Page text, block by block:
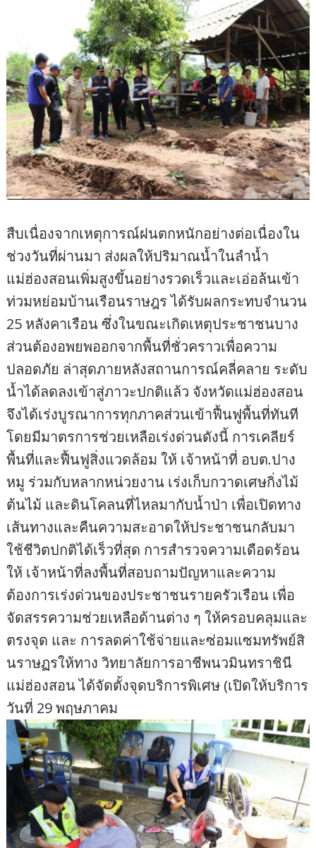
สืบเนื่องจากเหตุการณ์ฝนตกหนักอย่างต่อเนื่องใน
ช่วงวันที่ผ่านมา ส่งผลให้ปริมาณน้ำในลำน้ำ
แม่ฮ่องสอนเพิ่มสูงขึ้นอย่างรวดเร็วและเอ่อล้นเข้า
ท่วมหย่อมบ้านเรือนราษฎร ได้รับผลกระทบจำนวน
25 หลังคาเรือน ซึ่งในขณะเกิดเหตุประชาชนบาง
ส่วนต้องอพยพออกจากพื้นที่ชั่วคราวเพื่อความ
ปลอดภัย ล่าสุดภายหลังสถานการณ์คลี่คลาย ระดับ
น้ำได้ลดลงเข้าสู่ภาวะปกติแล้ว จังหวัดแม่ฮ่องสอน
จึงได้เร่งบูรณาการทุกภาคส่วนเข้าฟื้นฟูพื้นที่ทันที
โดยมีมาตรการช่วยเหลือเร่งด่วนดังนี้ การเคลียร์
พื้นที่และฟื้นฟูสิ่งแวดล้อม ให้ เจ้าหน้าที่ อบต.ปาง
หมู ร่วมกับหลากหน่วยงาน เร่งเก็บกวาดเศษกิ่งไม้
ต้นไม้ และดินโคลนที่ไหลมากับน้ำป่า เพื่อเปิดทาง
เส้นทางและคืนความสะอาดให้ประชาชนกลับมา
ใช้ชีวิตปกติได้เร็วที่สุด การสำรวจความเดือดร้อน
ให้ เจ้าหน้าที่ลงพื้นที่สอบถามปัญหาและความ
ต้องการเร่งด่วนของประชาชนรายครัวเรือน เพื่อ
จัดสรรความช่วยเหลือด้านต่าง ๆ ให้ครอบคลุมและ
ตรงจุด และ การลดค่าใช้จ่ายและซ่อมแซมทรัพย์สิ
นราษฏรให้ทาง วิทยาลัยการอาชีพนวมินทราชินี
แม่ฮ่องสอน ได้จัดตั้งจุดบริการพิเศษ (เปิดให้บริการ
วันที่ 29 พฤษภาคม